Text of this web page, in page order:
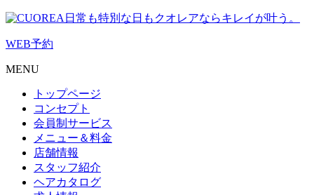
日常も特別な日もクオレアならキレイが叶う。
WEB予約
MENU
トップページ
コンセプト
会員制サービス
メニュー＆料金
店舗情報
スタッフ紹介
ヘアカタログ